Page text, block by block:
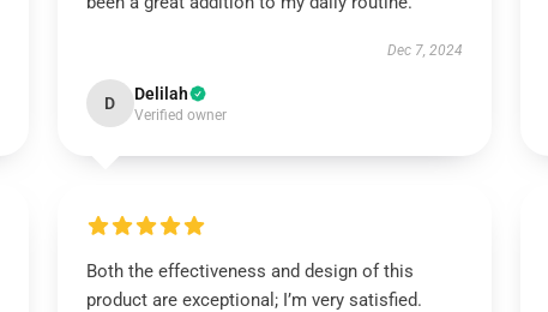
Dec 7, 2024
D Delilah
Verified owner
Both the effectiveness and design of this
product are exceptional; I’m very satisfied.